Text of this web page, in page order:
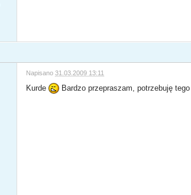
Napisano31.03.2009 13:11
Kurde Bardzo przepraszam, potrzebuję